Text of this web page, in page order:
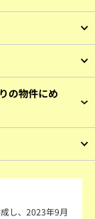
の物件にめ
し、2023年9月